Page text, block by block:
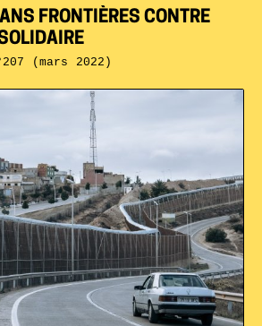
FRONTIÈRES CONTRE
(mars 2022)